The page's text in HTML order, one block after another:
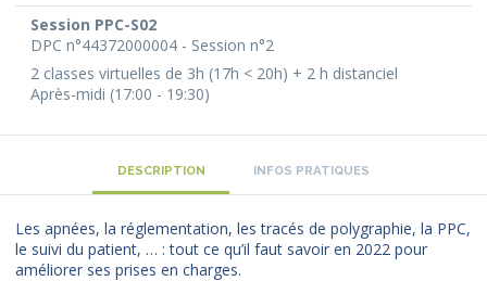
Session PPC-S02
DPC n°44372000004 - Session n°2
2 classes virtuelles de 3h (17h < 20h) + 2 h distanciel
Après-midi (17:00 - 19:30)
DESCRIPTION INFOS PRATIQUES
Les apnées, la réglementation, les tracés de polygraphie, la PPC,
le suivi du patient, … : tout ce qu’il faut savoir en 2022 pour
améliorer ses prises en charges.